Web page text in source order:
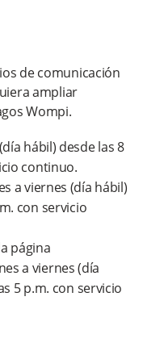
la app Nequi
con app Nequi
de Bancolombia)
de comunicación
ampliar
Wompi.
hábil) desde las 8
continuo.
a viernes (día hábil)
con servicio
página
a viernes (día
5 p.m. con servicio